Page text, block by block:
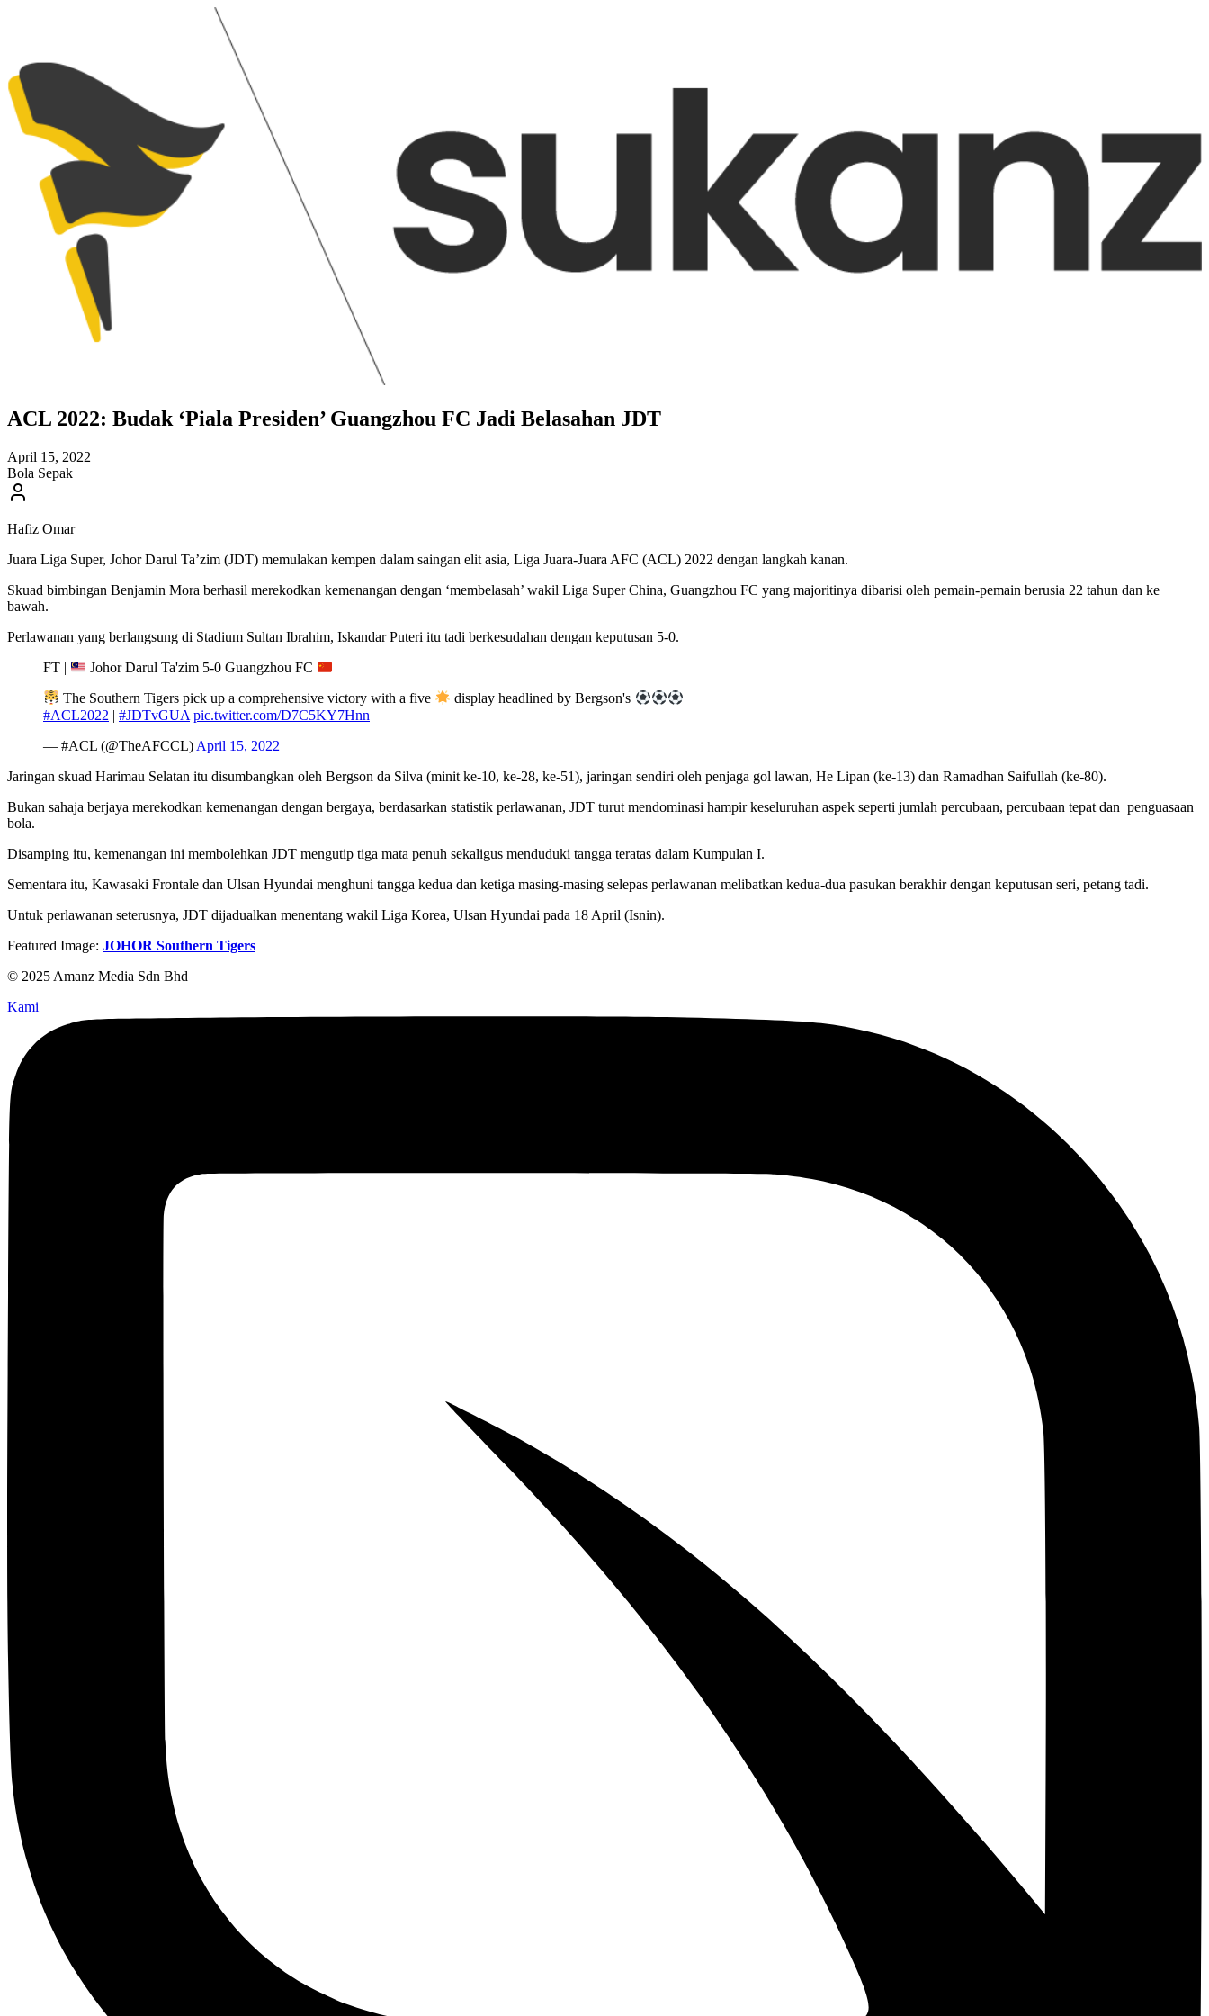
ACL 2022: Budak ‘Piala Presiden’ Guangzhou FC Jadi Belasahan JDT
April 15, 2022
Bola Sepak
Hafiz Omar
Juara Liga Super, Johor Darul Ta’zim (JDT) memulakan kempen dalam saingan elit asia, Liga Juara-Juara AFC (ACL) 2022 dengan langkah kanan.
Skuad bimbingan Benjamin Mora berhasil merekodkan kemenangan dengan ‘membelasah’ wakil Liga Super China, Guangzhou FC yang majoritinya dibarisi oleh pemain-pemain berusia 22 tahun dan ke
bawah.
Perlawanan yang berlangsung di Stadium Sultan Ibrahim, Iskandar Puteri itu tadi berkesudahan dengan keputusan 5-0.
FT | Johor Darul Ta'zim 5-0 Guangzhou FC
The Southern Tigers pick up a comprehensive victory with a five
display headlined by Bergson's
#ACL2022 | #JDTvGUA pic.twitter.com/D7C5KY7Hnn
— #ACL (@TheAFCCL) April 15, 2022
Jaringan skuad Harimau Selatan itu disumbangkan oleh Bergson da Silva (minit ke-10, ke-28, ke-51), jaringan sendiri oleh penjaga gol lawan, He Lipan (ke-13) dan Ramadhan Saifullah (ke-80).
Bukan sahaja berjaya merekodkan kemenangan dengan bergaya, berdasarkan statistik perlawanan, JDT turut mendominasi hampir keseluruhan aspek seperti jumlah percubaan, percubaan tepat dan penguasaan
bola.
Disamping itu, kemenangan ini membolehkan JDT mengutip tiga mata penuh sekaligus menduduki tangga teratas dalam Kumpulan I.
Sementara itu, Kawasaki Frontale dan Ulsan Hyundai menghuni tangga kedua dan ketiga masing-masing selepas perlawanan melibatkan kedua-dua pasukan berakhir dengan keputusan seri, petang tadi.
Untuk perlawanan seterusnya, JDT dijadualkan menentang wakil Liga Korea, Ulsan Hyundai pada 18 April (Isnin).
Featured Image: JOHOR Southern Tigers
© 2025 Amanz Media Sdn Bhd
Kami